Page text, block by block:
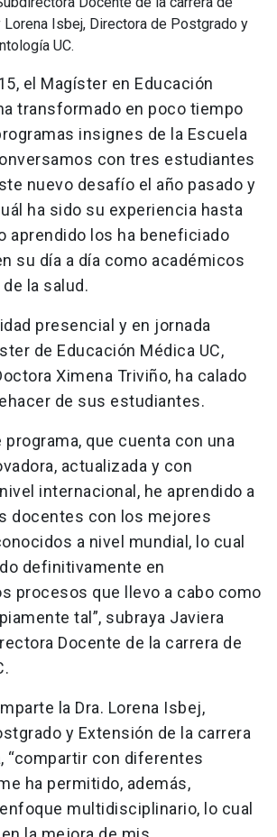
Lorena Isbej, Directora de Postgrado y
UC.
el Magíster en Educación
transformado en poco tiempo
insignes de la Escuela
con tres estudiantes
nuevo desafío el año pasado y
ha sido su experiencia hasta
aprendido los ha beneficiado
su día a día como académicos
la salud.
presencial y en jornada
de Educación Médica UC,
Ximena Triviño, ha calado
de sus estudiantes.
programa, que cuenta con una
actualizada y con
internacional, he aprendido a
docentes con los mejores
a nivel mundial, lo cual
definitivamente en
procesos que llevo a cabo como
tal”, subraya Javiera
Docente de la carrera de
la Dra. Lorena Isbej,
y Extensión de la carrera
“compartir con diferentes
ha permitido, además,
multidisciplinario, lo cual